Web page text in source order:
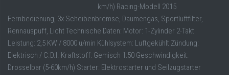
km/h) Racing-Modell 2015
Fernbedienung, 3x Scheibenbremse, Daumengas, Sportluftfilter,
Rennauspuff, Licht Technische Daten: Motor: 1-Zylinder 2-Takt
Leistung: 2,5 KW / 8000 u/min Kühlsystem: Luftgekühlt Zündung:
Elektrisch / C.D.I. Kraftstoff: Gemisch 1:50 Geschwindigkeit:
Drosselbar (5-60km/h) Starter: Elektrostarter und Seilzugstarter